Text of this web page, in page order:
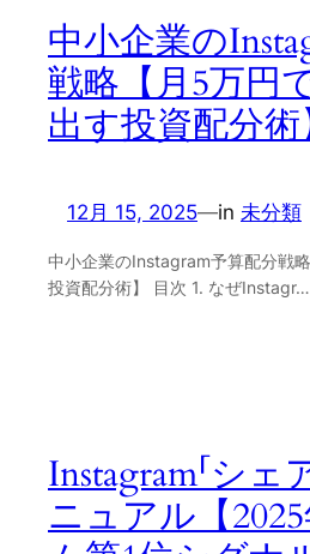
中小企業の
戦略【月5万円
出す投資配分術
12月 15, 2025—in 未分類
中小企業のInstagram予算配分戦
投資配分術】 目次 1. なぜInstagr…
Instagram「シェ
ニュアル【